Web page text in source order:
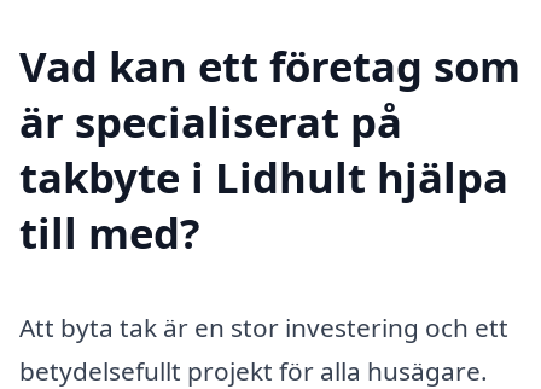
Vad kan ett företag som
är specialiserat på
takbyte i Lidhult hjälpa
till med?
Att byta tak är en stor investering och ett
betydelsefullt projekt för alla husägare.